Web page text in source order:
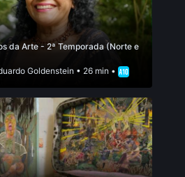
da Arte - 2ª Temporada (Norte e
Goldenstein • 26 min •